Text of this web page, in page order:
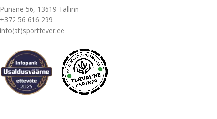
Punane 56, 13619 Tallinn
+372 56 616 299
info(at)sportfever.ee